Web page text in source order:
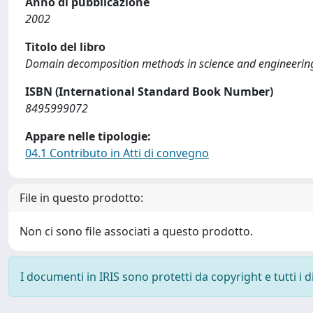
2002
Titolo del libro
Domain decomposition methods in science and
ISBN (International Standard Book Number)
8495999072
Appare nelle tipologie:
04.1 Contributo in Atti di convegno
File in questo prodotto:
Non ci sono file associati a questo prodotto.
I documenti in IRIS sono protetti da copyright e tutti i